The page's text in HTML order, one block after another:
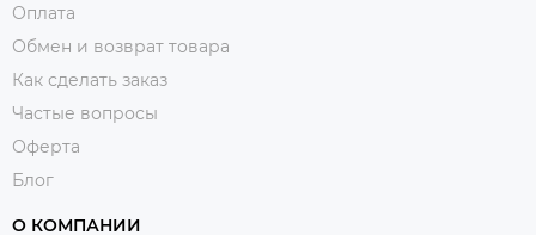
Оплата
Обмен и возврат товара
Как сделать заказ
Частые вопросы
Оферта
Блог
О КОМПАНИИ